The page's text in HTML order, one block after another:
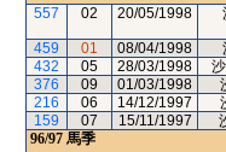
557
02 20/05/1998
459 01 08/04/1998
432
05 28/03/1998
376
09 01/03/1998
216
06 14/12/1997
159
07 15/11/1997
96/97 馬季